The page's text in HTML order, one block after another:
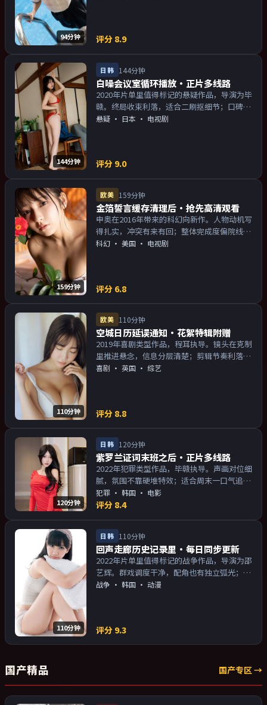
94分钟 评分 8.9
144分钟
日韩 144分钟
白噪会议室循环播放·正片多线路
2020年片单里值得标记的悬疑作品，导演为毕
赣。终局收束利落，适合二刷抠细节；口碑向
与娱乐性兼顾。主演以演技派为主，适合喜欢
悬疑 · 日本 · 电视剧
评分 9.0
159分钟
欧美 159分钟
金箔誓言缓存清理后·抢先高清观看
申奥在2016年带来的科幻向新作。人物动机写
得扎实，冲突有来有回；整体完成度偏院线质
感。主演以演技派为主，适合喜欢强叙事与人
科幻 · 美国 · 电视剧
评分 6.8
110分钟
欧美 110分钟
空城日历延误通知·花絮特辑附赠
2019年喜剧类型作品，程耳执导。镜头在克制
里推进悬念，信息分层清楚；剪辑节奏利落，
观感顺滑。主演以演技派为主，适合喜欢强叙
喜剧 · 英国 · 综艺
评分 8.8
120分钟
日韩 120分钟
紫罗兰证词末班之后·正片多线路
2022年犯罪类型作品，毕赣执导。声画对位细
腻，氛围不靠硬堆特效；适合周末一口气追
完。主演以演技派为主，适合喜欢强叙事与人
物关系的观众加入片单。
犯罪 · 韩国 · 电影
评分 8.4
110分钟
日韩 110分钟
回声走廊历史记录里·每日同步更新
2022年片单里值得标记的战争作品，导演为邵
艺辉。群戏调度干净，配角也有独立弧光；配
乐与画面气质统一。主演以演技派为主，适合
战争 · 韩国 · 动漫
评分 9.3
国产精品 国产专区 →